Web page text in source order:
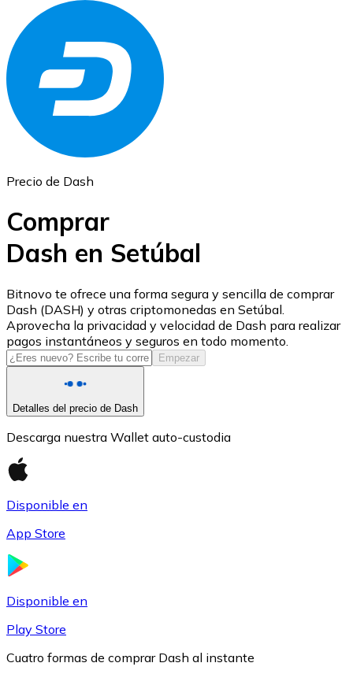
Ethereum
ETH
USD Coin
USDC
Precio de Dash
Comprar
Dash en Setúbal
Bitnovo te ofrece una forma segura y sencilla de comprar
Dash (DASH) y otras criptomonedas en Setúbal.
Aprovecha la privacidad y velocidad de Dash para realizar
pagos instantáneos y seguros en todo momento.
Empezar
Detalles del precio de Dash
Descarga nuestra Wallet auto-custodia
Disponible en
App Store
Disponible en
Play Store
Cuatro formas de comprar Dash al instante